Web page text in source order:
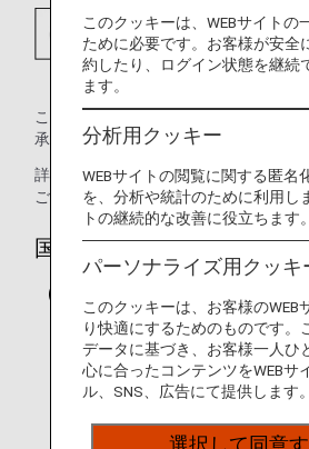
この画像は、当該チャイルドシートが
承認済みであることを示しています。
詳細については、国土交通省（日本）
ご確認ください。（日本語のみ）
国際連合欧州経済委員会の
（UN/ECE）
このクッキーは、WEBサイトの
ために必要です。お客様が安全
約したり、ログイン状態を継続
ます。
分析用クッキー
WEBサイトの閲覧に関する匿名
を、分析や統計のために利用し
トの継続的な改善に役立ちます。
パーソナライズ用クッキ
このクッキーは、お客様のWEB
り快適にするためのものです。
データに基づき、お客様一人ひ
心に合ったコンテンツをWEBサ
ル、SNS、広告にて提供します。